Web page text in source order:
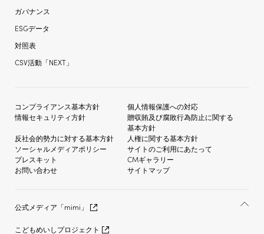
ガバナンス
ESGデータ
対照表
CSV活動「NEXT」
コンプライアンス基本方針
個人情報保護への対応
情報セキュリティ方針
贈収賄及び腐敗行為防止に関する
基本方針
反社会的勢力に対する基本方針
人権に関する基本方針
ソーシャルメディアポリシー
サイトのご利用にあたって
プレスキット
CMギャラリー
お問い合わせ
サイトマップ
公式メディア「mimi」
こどもめいしプロジェクト